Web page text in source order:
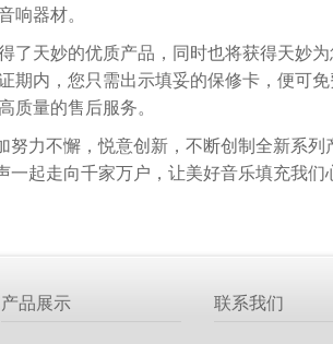
响器材。
了天妙的优质产品，同时也将获得天妙
期内，您只需出示填妥的保修卡，便可
质量的售后服务。
努力不懈，悦意创新，不断创制全新系
一起走向千家万户，让美好音乐填充我
产品展示 联系我们